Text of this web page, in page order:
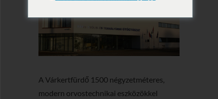
A Várkertfürdő 1500 négyzetméteres,
modern orvostechnikai eszközökkel